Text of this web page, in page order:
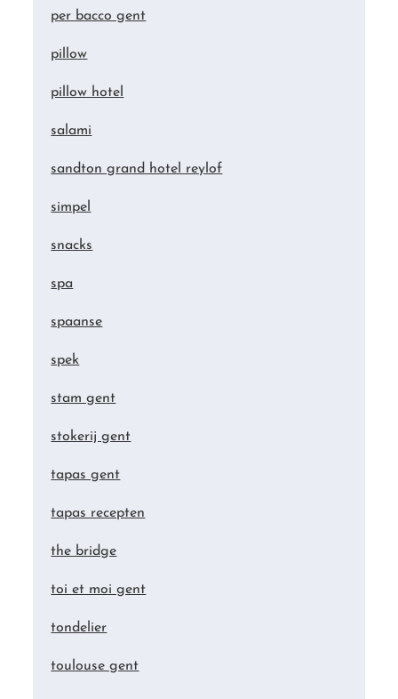
per bacco gent
pillow
pillow hotel
salami
sandton grand hotel reylof
simpel
snacks
spa
spaanse
spek
stam gent
stokerij gent
tapas gent
tapas recepten
the bridge
toi et moi gent
tondelier
toulouse gent